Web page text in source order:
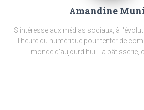
Amandine
S'intéresse aux médias sociaux, à
l'heure du numérique pour tenter de
monde d'aujourd'hui. La pâtisserie,